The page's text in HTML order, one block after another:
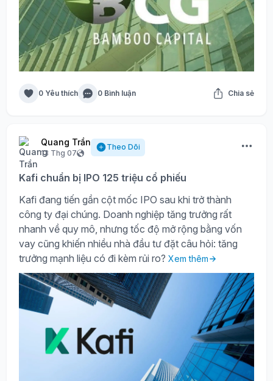
0 Yêu thích 0 Bình luận Chia sẻ
Quang Trần
13 Thg 07
Theo Dõi
Kafi chuẩn bị IPO 125 triệu cổ phiếu
Kafi đang tiến gần cột mốc IPO sau khi trở thành
công ty đại chúng. Doanh nghiệp tăng trưởng rất
nhanh về quy mô, nhưng tốc độ mở rộng bằng vốn
vay cũng khiến nhiều nhà đầu tư đặt câu hỏi: tăng
trưởng mạnh liệu có đi kèm rủi ro? Xem thêm